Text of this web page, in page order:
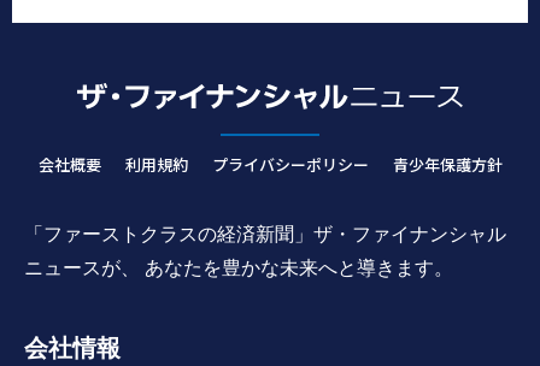
会社概要 利用規約 プライバシーポリシー 青少年保護方針
「ファーストクラスの経済新聞」ザ・ファイナンシャル
ニュースが、 あなたを豊かな未来へと導きます。
会社情報